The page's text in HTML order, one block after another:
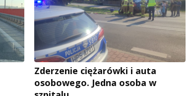
Zderzenie ciężarówki i auta
osobowego. Jedna osoba w